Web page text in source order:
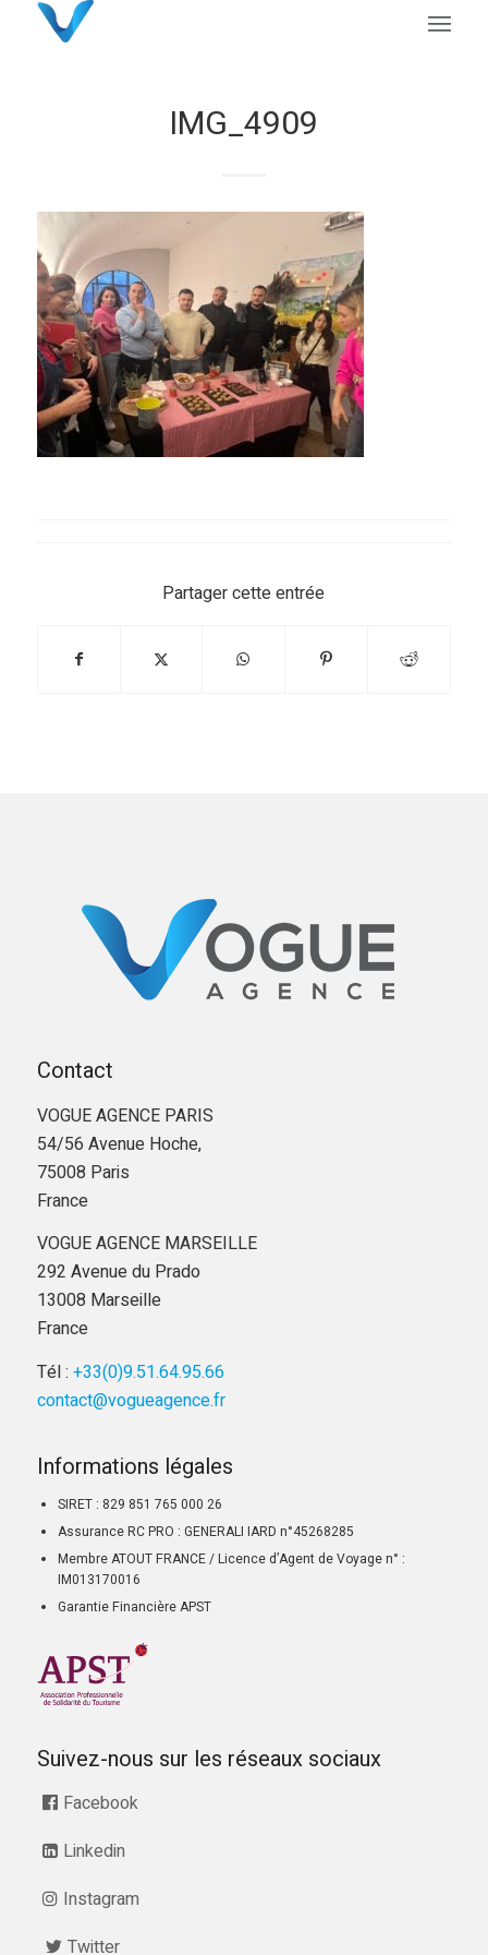
IMG_4909
Partager cette entrée
Contact
VOGUE AGENCE PARIS
54/56 Avenue Hoche,
75008 Paris
France
VOGUE AGENCE MARSEILLE
292 Avenue du Prado
13008 Marseille
France
Tél : +33(0)9.51.64.95.66
contact@vogueagence.fr
Informations légales
SIRET : 829 851 765 000 26
Assurance RC PRO : GENERALI IARD n°45268285
Membre ATOUT FRANCE / Licence d’Agent de Voyage n° :
IM013170016
Garantie Financière APST
Suivez-nous sur les réseaux sociaux
Facebook
Linkedin
Instagram
Twitter